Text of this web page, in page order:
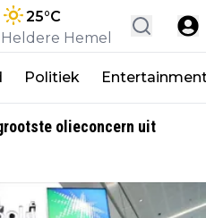
25°C
Heldere Hemel
Politiek
olieconcern uit